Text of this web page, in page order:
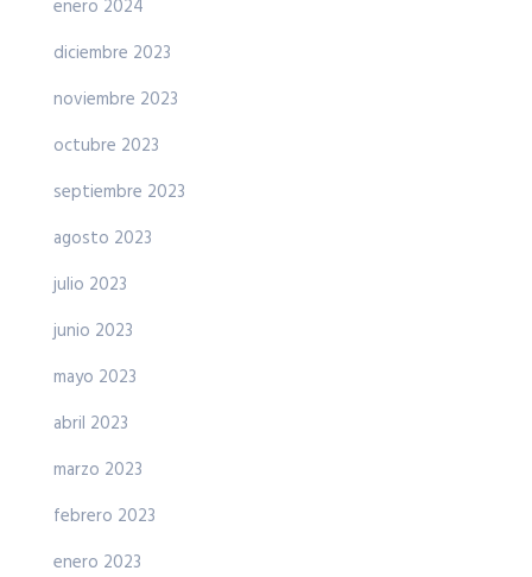
enero 2024
diciembre 2023
noviembre 2023
octubre 2023
septiembre 2023
agosto 2023
julio 2023
junio 2023
mayo 2023
abril 2023
marzo 2023
febrero 2023
enero 2023